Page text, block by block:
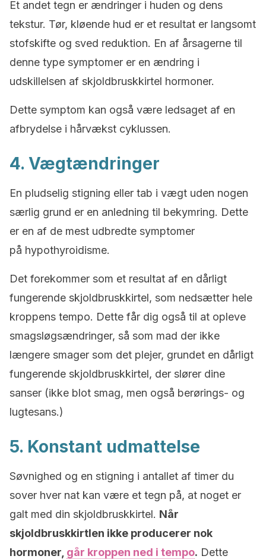
Et andet tegn er ændringer i huden og dens
tekstur. Tør, kløende hud er et resultat er langsomt
stofskifte og sved reduktion. En af årsagerne til
denne type symptomer er en ændring i
udskillelsen af skjoldbruskkirtel hormoner.
Dette symptom kan også være ledsaget af en
afbrydelse i hårvækst cyklussen.
4. Vægtændringer
En pludselig stigning eller tab i vægt uden nogen
særlig grund er en anledning til bekymring. Dette
er en af de mest udbredte symptomer
på hypothyroidisme.
Det forekommer som et resultat af en dårligt
fungerende skjoldbruskkirtel, som nedsætter hele
kroppens tempo. Dette får dig også til at opleve
smagsløgsændringer, så som mad der ikke
længere smager som det plejer, grundet en dårligt
fungerende skjoldbruskkirtel, der slører dine
sanser (ikke blot smag, men også berørings- og
lugtesans.)
5. Konstant udmattelse
Søvnighed og en stigning i antallet af timer du
sover hver nat kan være et tegn på, at noget er
galt med din skjoldbruskkirtel. Når
skjoldbruskkirtlen ikke producerer nok
hormoner, går kroppen ned i tempo. Dette